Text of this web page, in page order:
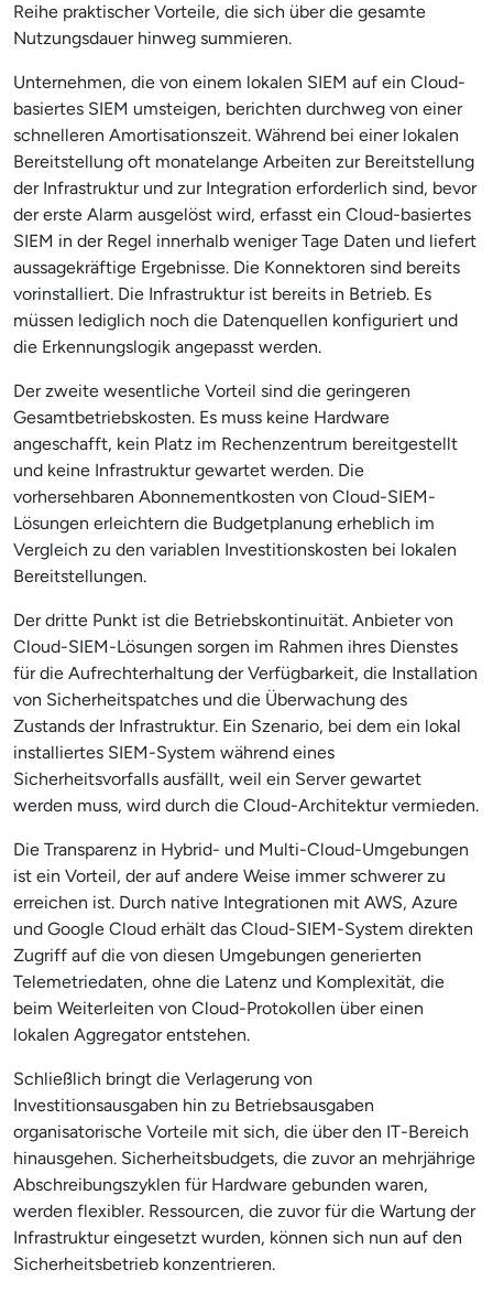
Reihe praktischer Vorteile, die sich über die gesamte
Nutzungsdauer hinweg summieren.
Unternehmen, die von einem lokalen SIEM auf ein Cloud-
basiertes SIEM umsteigen, berichten durchweg von einer
schnelleren Amortisationszeit. Während bei einer lokalen
Bereitstellung oft monatelange Arbeiten zur Bereitstellung
der Infrastruktur und zur Integration erforderlich sind, bevor
der erste Alarm ausgelöst wird, erfasst ein Cloud-basiertes
SIEM in der Regel innerhalb weniger Tage Daten und liefert
aussagekräftige Ergebnisse. Die Konnektoren sind bereits
vorinstalliert. Die Infrastruktur ist bereits in Betrieb. Es
müssen lediglich noch die Datenquellen konfiguriert und
die Erkennungslogik angepasst werden.
Der zweite wesentliche Vorteil sind die geringeren
Gesamtbetriebskosten. Es muss keine Hardware
angeschafft, kein Platz im Rechenzentrum bereitgestellt
und keine Infrastruktur gewartet werden. Die
vorhersehbaren Abonnementkosten von Cloud-SIEM-
Lösungen erleichtern die Budgetplanung erheblich im
Vergleich zu den variablen Investitionskosten bei lokalen
Bereitstellungen.
Der dritte Punkt ist die Betriebskontinuität. Anbieter von
Cloud-SIEM-Lösungen sorgen im Rahmen ihres Dienstes
für die Aufrechterhaltung der Verfügbarkeit, die Installation
von Sicherheitspatches und die Überwachung des
Zustands der Infrastruktur. Ein Szenario, bei dem ein lokal
installiertes SIEM-System während eines
Sicherheitsvorfalls ausfällt, weil ein Server gewartet
werden muss, wird durch die Cloud-Architektur vermieden.
Die Transparenz in Hybrid- und Multi-Cloud-Umgebungen
ist ein Vorteil, der auf andere Weise immer schwerer zu
erreichen ist. Durch native Integrationen mit AWS, Azure
und Google Cloud erhält das Cloud-SIEM-System direkten
Zugriff auf die von diesen Umgebungen generierten
Telemetriedaten, ohne die Latenz und Komplexität, die
beim Weiterleiten von Cloud-Protokollen über einen
lokalen Aggregator entstehen.
Schließlich bringt die Verlagerung von
Investitionsausgaben hin zu Betriebsausgaben
organisatorische Vorteile mit sich, die über den IT-Bereich
hinausgehen. Sicherheitsbudgets, die zuvor an mehrjährige
Abschreibungszyklen für Hardware gebunden waren,
werden flexibler. Ressourcen, die zuvor für die Wartung der
Infrastruktur eingesetzt wurden, können sich nun auf den
Sicherheitsbetrieb konzentrieren.